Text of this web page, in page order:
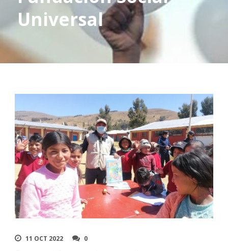
Universal
11 OCT 2022 0